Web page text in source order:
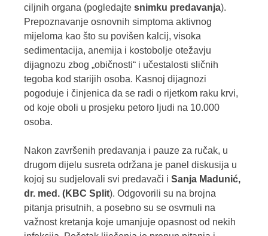
ciljnih organa (pogledajte snimku predavanja).
Prepoznavanje osnovnih simptoma aktivnog
mijeloma kao što su povišen kalcij, visoka
sedimentacija, anemija i kostobolje otežavju
dijagnozu zbog „običnosti“ i učestalosti sličnih
tegoba kod starijih osoba. Kasnoj dijagnozi
pogoduje i činjenica da se radi o rijetkom raku krvi,
od koje oboli u prosjeku petoro ljudi na 10.000
osoba.
Nakon završenih predavanja i pauze za ručak, u
drugom dijelu susreta održana je panel diskusija u
kojoj su sudjelovali svi predavači i Sanja Madunić,
dr. med. (KBC Split). Odgovorili su na brojna
pitanja prisutnih, a posebno su se osvrnuli na
važnost kretanja koje umanjuje opasnost od nekih